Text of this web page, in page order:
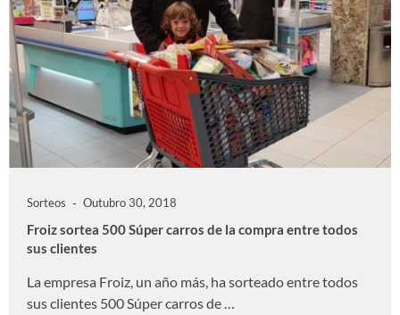
Sorteos Outubro 30, 2018
Froiz sortea 500 Súper carros de la compra entre todos
sus clientes
La empresa Froiz, un año más, ha sorteado entre todos
sus clientes 500 Súper carros de …